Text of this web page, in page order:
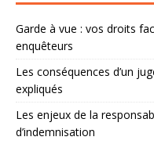
Garde à vue : vos droits
enquêteurs
Les conséquences d’un
expliqués
Les enjeux de la
d’indemnisation